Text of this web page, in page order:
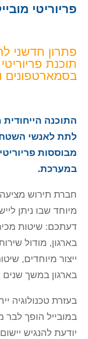
פריוריטי
פתרון חדשני
תוכנת
בסמארטפונים
התוכנה
לתת לאנשי השטח
מבוססות
במערכת.
חברת תירוש מציעה
מיוחד שבו ניתן
דעתכם: שיטות
בארגון, מודול
ייצור מיוחדים,
בארגון במשך שנים
בעזרת טכנולוגיה
במובייל הופך לבר